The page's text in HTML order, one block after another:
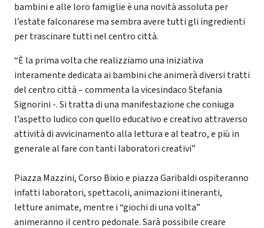
bambini e alle loro famiglie è una novità assoluta per
l’estate falconarese ma sembra avere tutti gli ingredienti
per trascinare tutti nel centro città.
“È la prima volta che realizziamo una iniziativa
interamente dedicata ai bambini che animerà diversi tratti
del centro città – commenta la vicesindaco Stefania
Signorini -. Si tratta di una manifestazione che coniuga
l’aspetto ludico con quello educativo e creativo attraverso
attività di avvicinamento alla lettura e al teatro, e più in
generale al fare con tanti laboratori creativi”
Piazza Mazzini, Corso Bixio e piazza Garibaldi ospiteranno
infatti laboratori, spettacoli, animazioni itineranti,
letture animate, mentre i “giochi di una volta”
animeranno il centro pedonale. Sarà possibile creare